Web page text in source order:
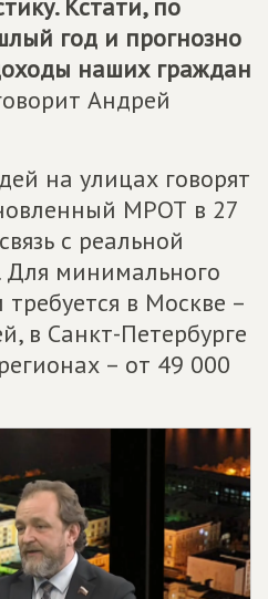
Кстати, по
год и прогнозно
наших граждан
Андрей
на улицах говорят
МРОТ в 27
с реальной
Для минимального
в Москве –
в Санкт-Петербурге
– от 49 000